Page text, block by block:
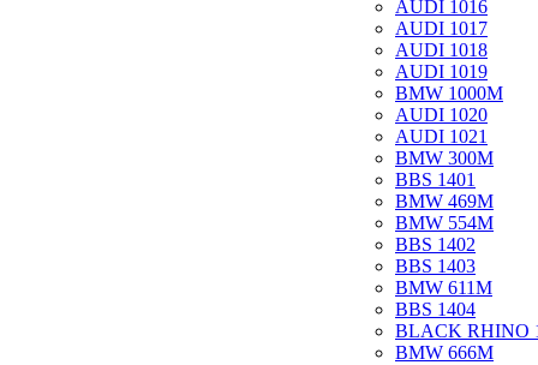
AUDI 1016
AUDI 1017
AUDI 1018
AUDI 1019
BMW 1000M
AUDI 1020
AUDI 1021
BMW 300M
BBS 1401
BMW 469M
BMW 554M
BBS 1402
BBS 1403
BMW 611M
BBS 1404
BLACK RHINO
BMW 666M